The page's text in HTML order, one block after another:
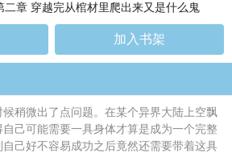
二章 穿越完从棺材里爬出来又是什么鬼
加入书架
稍微出了点问题。在某个异界大陆上空飘
己可能需要一具身体才算是成为一个完整
己好不容易成功之后竟然还需要带着这具